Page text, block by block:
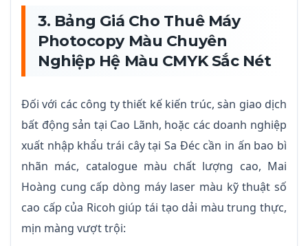
3. Bảng Giá Cho Thuê Máy
Photocopy Màu Chuyên
Nghiệp Hệ Màu CMYK Sắc Nét
Đối với các công ty thiết kế kiến trúc, sàn giao dịch
bất động sản tại Cao Lãnh, hoặc các doanh nghiệp
xuất nhập khẩu trái cây tại Sa Đéc cần in ấn bao bì
nhãn mác, catalogue màu chất lượng cao, Mai
Hoàng cung cấp dòng máy laser màu kỹ thuật số
cao cấp của Ricoh giúp tái tạo dải màu trung thực,
mịn màng vượt trội: